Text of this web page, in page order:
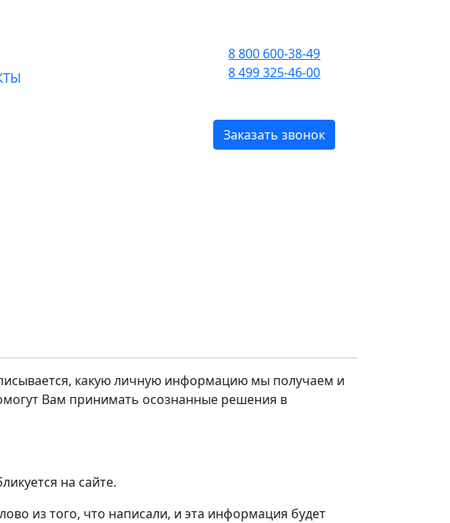
8 800 600-38-49
8 499 325-46-00
Заказать звонок
какую личную информацию мы получаем и
Вам принимать осознанные решения в
на сайте.
из того, что написали, и эта информация будет